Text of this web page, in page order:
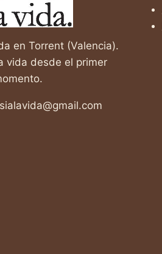
en Torrent (Valencia).
vida desde el primer